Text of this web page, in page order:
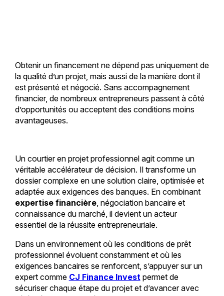
Obtenir un financement ne dépend pas uniquement de
la qualité d’un projet, mais aussi de la manière dont il
est présenté et négocié. Sans accompagnement
financier, de nombreux entrepreneurs passent à côté
d’opportunités ou acceptent des conditions moins
avantageuses.
Un courtier en projet professionnel agit comme un
véritable accélérateur de décision. Il transforme un
dossier complexe en une solution claire, optimisée et
adaptée aux exigences des banques. En combinant
expertise financière, négociation bancaire et
connaissance du marché, il devient un acteur
essentiel de la réussite entrepreneuriale.
Dans un environnement où les conditions de prêt
professionnel évoluent constamment et où les
exigences bancaires se renforcent, s’appuyer sur un
expert comme CJ Finance Invest permet de
sécuriser chaque étape du projet et d’avancer avec